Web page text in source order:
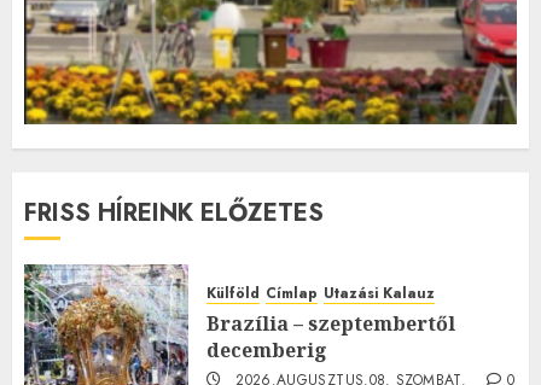
FRISS HÍREINK ELŐZETES
Külföld Címlap Utazási Kalauz
Brazília – szeptembertől
decemberig